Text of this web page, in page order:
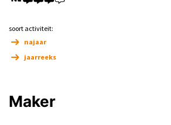
soort activiteit:
najaar
jaarreeks
Maker